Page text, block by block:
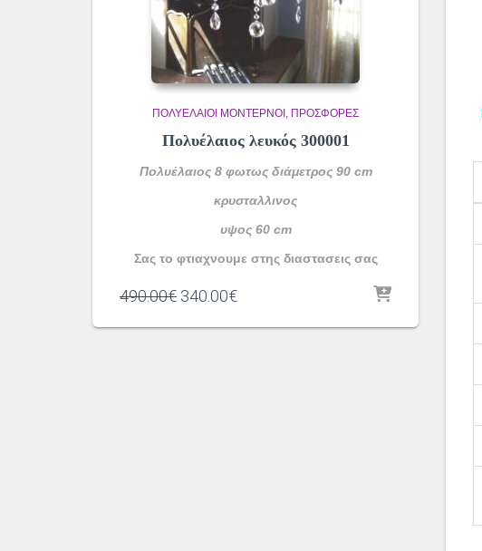
ΠΟΛΥΈΛΑΙΟΙ ΜΟΝΤΈΡΝΟΙ ΠΡΟΣΦΟΡΕΣ
Πολυέλαιος λευκός 300001
Πολυέλαιος 8 φωτως διάμετρος 90 cm
κρυσταλλινος
υψος 60 cm
Σας το φτιαχνουμε στης διαστασεις σας
490.00€ Original
was:
340.00€Η
τιμή